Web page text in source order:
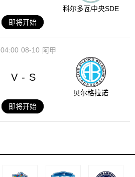
科尔多瓦中央SDE
即将开始
08-10
04:00 阿甲
V - S
贝尔格拉诺
即将开始